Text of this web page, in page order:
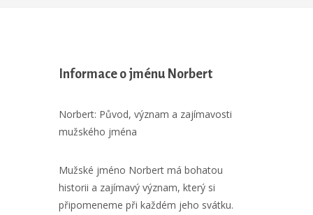
Informace o jménu Norbert
Norbert: Původ, význam a zajímavosti
mužského jména
Mužské jméno Norbert má bohatou
historii a zajímavý význam, který si
připomeneme při každém jeho svátku.